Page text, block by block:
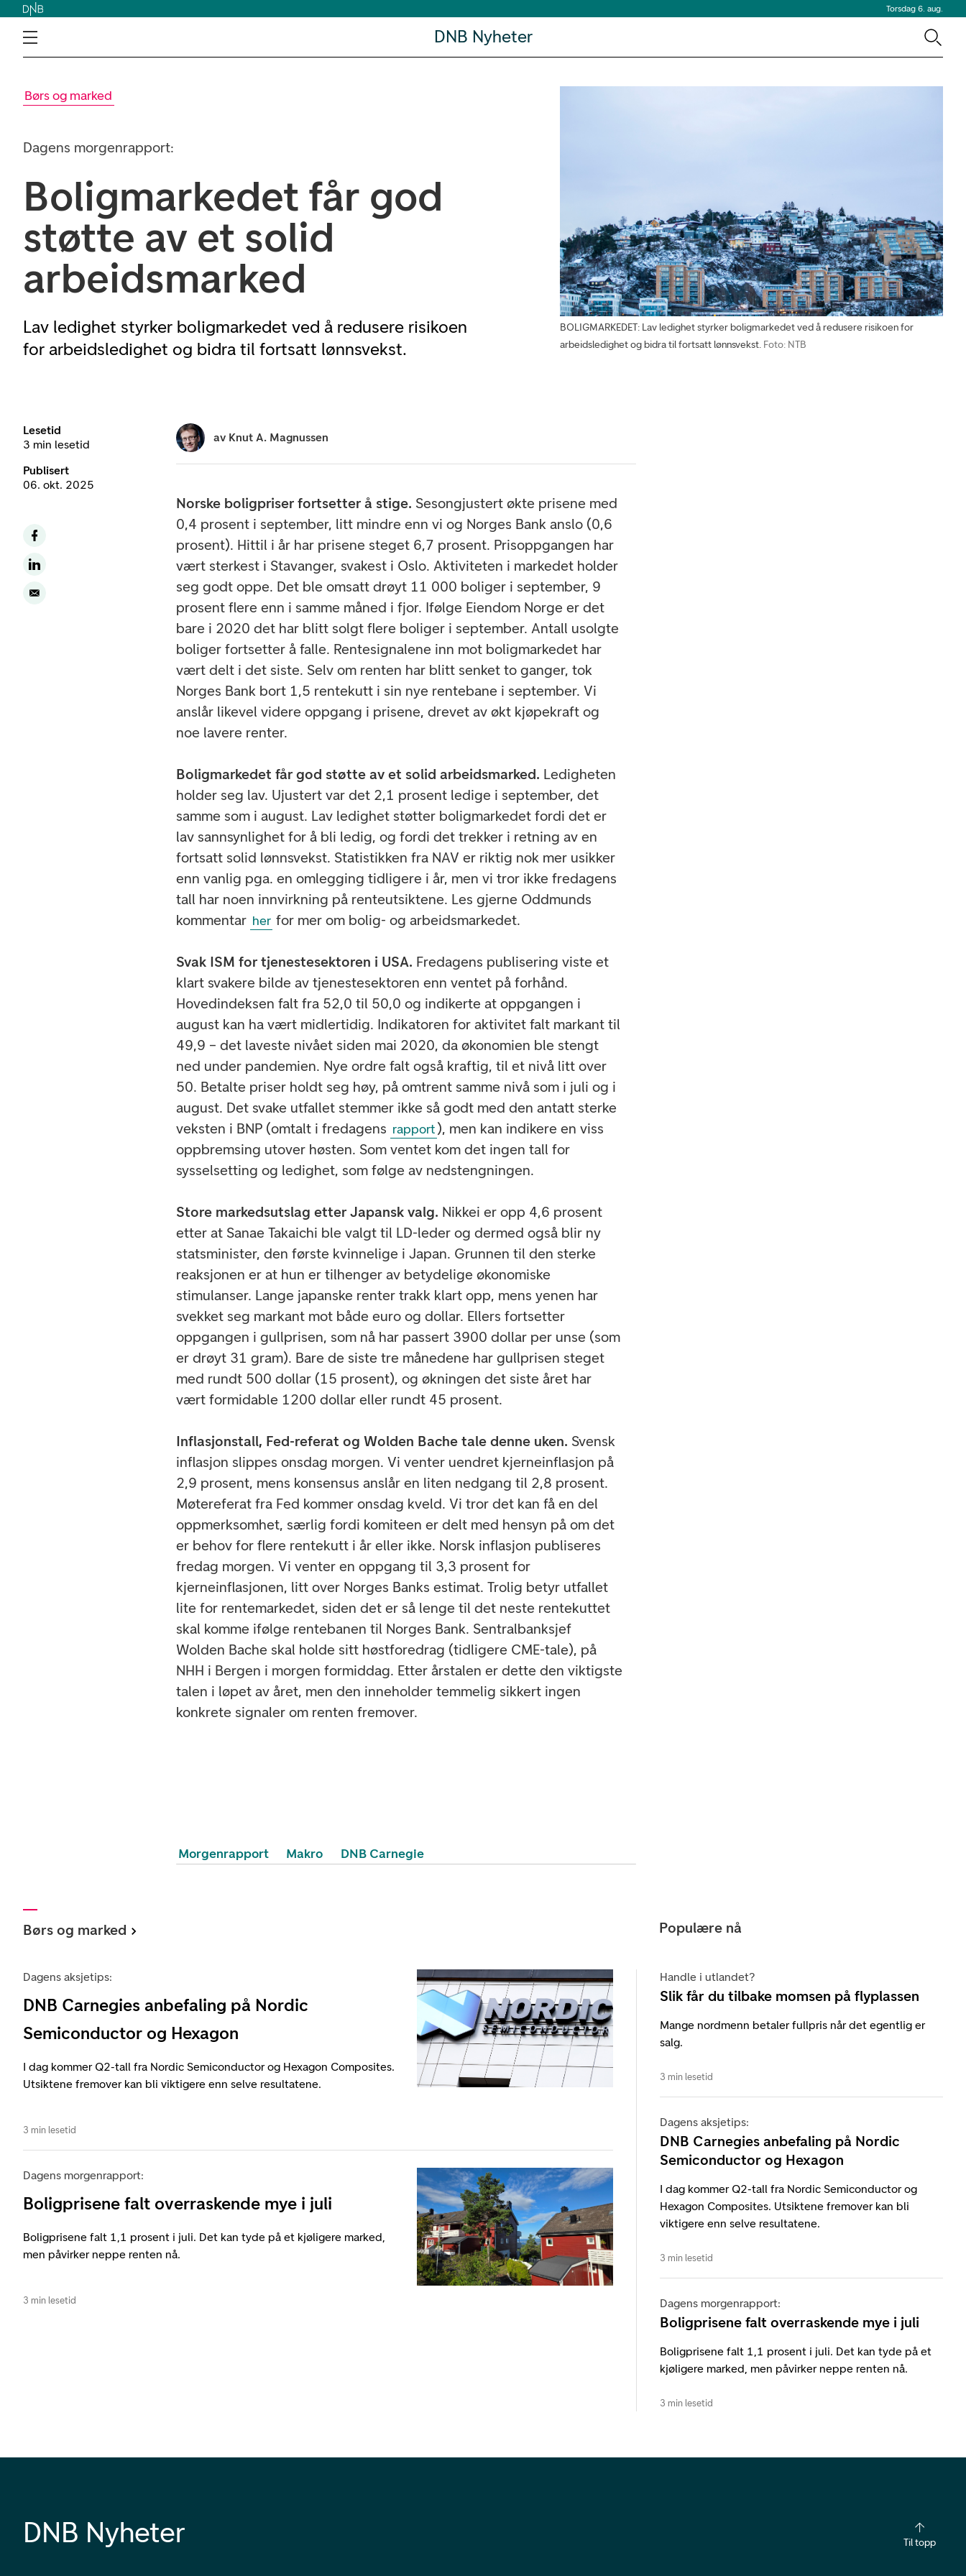
Torsdag 6. aug.
DNB Nyheter
Børs og marked
Dagens morgenrapport:
Boligmarkedet får god
støtte av et solid
arbeidsmarked
Lav ledighet styrker boligmarkedet ved å redusere risikoen
for arbeidsledighet og bidra til fortsatt lønnsvekst.
BOLIGMARKEDET: Lav ledighet styrker boligmarkedet ved å redusere risikoen for
arbeidsledighet og bidra til fortsatt lønnsvekst. Foto: NTB
Lesetid
3 min lesetid
Publisert
06. okt. 2025
av Knut A. Magnussen
Norske boligpriser fortsetter å stige. Sesongjustert økte prisene med
0,4 prosent i september, litt mindre enn vi og Norges Bank anslo (0,6
prosent). Hittil i år har prisene steget 6,7 prosent. Prisoppgangen har
vært sterkest i Stavanger, svakest i Oslo. Aktiviteten i markedet holder
seg godt oppe. Det ble omsatt drøyt 11 000 boliger i september, 9
prosent flere enn i samme måned i fjor. Ifølge Eiendom Norge er det
bare i 2020 det har blitt solgt flere boliger i september. Antall usolgte
boliger fortsetter å falle. Rentesignalene inn mot boligmarkedet har
vært delt i det siste. Selv om renten har blitt senket to ganger, tok
Norges Bank bort 1,5 rentekutt i sin nye rentebane i september. Vi
anslår likevel videre oppgang i prisene, drevet av økt kjøpekraft og
noe lavere renter.
Boligmarkedet får god støtte av et solid arbeidsmarked. Ledigheten
holder seg lav. Ujustert var det 2,1 prosent ledige i september, det
samme som i august. Lav ledighet støtter boligmarkedet fordi det er
lav sannsynlighet for å bli ledig, og fordi det trekker i retning av en
fortsatt solid lønnsvekst. Statistikken fra NAV er riktig nok mer usikker
enn vanlig pga. en omlegging tidligere i år, men vi tror ikke fredagens
tall har noen innvirkning på renteutsiktene. Les gjerne Oddmunds
kommentar her for mer om bolig- og arbeidsmarkedet.
Svak ISM for tjenestesektoren i USA. Fredagens publisering viste et
klart svakere bilde av tjenestesektoren enn ventet på forhånd.
Hovedindeksen falt fra 52,0 til 50,0 og indikerte at oppgangen i
august kan ha vært midlertidig. Indikatoren for aktivitet falt markant til
49,9 – det laveste nivået siden mai 2020, da økonomien ble stengt
ned under pandemien. Nye ordre falt også kraftig, til et nivå litt over
50. Betalte priser holdt seg høy, på omtrent samme nivå som i juli og i
august. Det svake utfallet stemmer ikke så godt med den antatt sterke
veksten i BNP (omtalt i fredagens rapport), men kan indikere en viss
oppbremsing utover høsten. Som ventet kom det ingen tall for
sysselsetting og ledighet, som følge av nedstengningen.
Store markedsutslag etter Japansk valg. Nikkei er opp 4,6 prosent
etter at Sanae Takaichi ble valgt til LD-leder og dermed også blir ny
statsminister, den første kvinnelige i Japan. Grunnen til den sterke
reaksjonen er at hun er tilhenger av betydelige økonomiske
stimulanser. Lange japanske renter trakk klart opp, mens yenen har
svekket seg markant mot både euro og dollar. Ellers fortsetter
oppgangen i gullprisen, som nå har passert 3900 dollar per unse (som
er drøyt 31 gram). Bare de siste tre månedene har gullprisen steget
med rundt 500 dollar (15 prosent), og økningen det siste året har
vært formidable 1200 dollar eller rundt 45 prosent.
Inflasjonstall, Fed-referat og Wolden Bache tale denne uken. Svensk
inflasjon slippes onsdag morgen. Vi venter uendret kjerneinflasjon på
2,9 prosent, mens konsensus anslår en liten nedgang til 2,8 prosent.
Møtereferat fra Fed kommer onsdag kveld. Vi tror det kan få en del
oppmerksomhet, særlig fordi komiteen er delt med hensyn på om det
er behov for flere rentekutt i år eller ikke. Norsk inflasjon publiseres
fredag morgen. Vi venter en oppgang til 3,3 prosent for
kjerneinflasjonen, litt over Norges Banks estimat. Trolig betyr utfallet
lite for rentemarkedet, siden det er så lenge til det neste rentekuttet
skal komme ifølge rentebanen til Norges Bank. Sentralbanksjef
Wolden Bache skal holde sitt høstforedrag (tidligere CME-tale), på
NHH i Bergen i morgen formiddag. Etter årstalen er dette den viktigste
talen i løpet av året, men den inneholder temmelig sikkert ingen
konkrete signaler om renten fremover.
Morgenrapport Makro DNB Carnegie
Børs og marked
Dagens aksjetips:
DNB Carnegies anbefaling på Nordic
Semiconductor og Hexagon
I dag kommer Q2-tall fra Nordic Semiconductor og Hexagon Composites.
Utsiktene fremover kan bli viktigere enn selve resultatene.
3 min lesetid
Dagens morgenrapport:
Boligprisene falt overraskende mye i juli
Boligprisene falt 1,1 prosent i juli. Det kan tyde på et kjøligere marked,
men påvirker neppe renten nå.
3 min lesetid
Populære nå
Handle i utlandet?
Slik får du tilbake momsen på flyplassen
Mange nordmenn betaler fullpris når det egentlig er
salg.
3 min lesetid
Dagens aksjetips:
DNB Carnegies anbefaling på Nordic
Semiconductor og Hexagon
I dag kommer Q2-tall fra Nordic Semiconductor og
Hexagon Composites. Utsiktene fremover kan bli
viktigere enn selve resultatene.
3 min lesetid
Dagens morgenrapport:
Boligprisene falt overraskende mye i juli
Boligprisene falt 1,1 prosent i juli. Det kan tyde på et
kjøligere marked, men påvirker neppe renten nå.
3 min lesetid
DNB Nyheter Til topp